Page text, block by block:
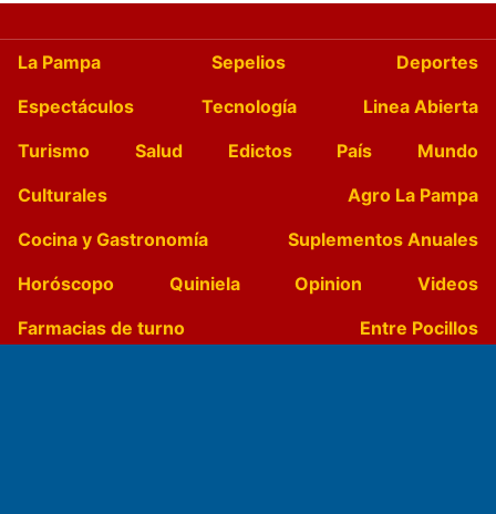
La Pampa Sepelios
Deportes
Espectáculos
Tecnología
Linea Abierta
Turismo
Salud Edictos País
Mundo
Culturales
Agro La Pampa
Cocina y Gastronomía
Suplementos Anuales
Horóscopo
Quiniela Opinion
Videos
Farmacias de turno
Entre Pocillos